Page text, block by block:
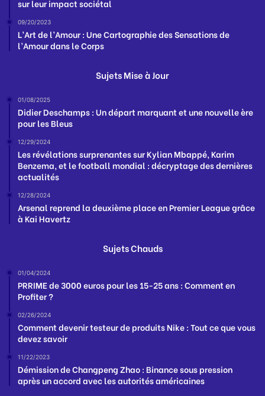
sur leur impact sociétal
09/20/2023
L’Art de l’Amour : Une Cartographie des Sensations de
l’Amour dans le Corps
Sujets Mise à Jour
01/08/2025
Didier Deschamps : Un départ marquant et une nouvelle ère
pour les Bleus
12/29/2024
Les révélations surprenantes sur Kylian Mbappé, Karim
Benzema, et le football mondial : décryptage des dernières
actualités
12/28/2024
Arsenal reprend la deuxième place en Premier League grâce
à Kai Havertz
Sujets Chauds
01/04/2024
PRRIME de 3000 euros pour les 15-25 ans : Comment en
Profiter ?
02/26/2024
Comment devenir testeur de produits Nike : Tout ce que vous
devez savoir
11/22/2023
Démission de Changpeng Zhao : Binance sous pression
après un accord avec les autorités américaines